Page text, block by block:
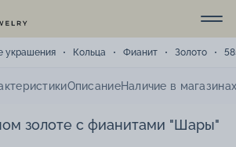
украшения Кольца Фианит Золото
ОписаниеНаличие в
золоте с фианитами "Шары"